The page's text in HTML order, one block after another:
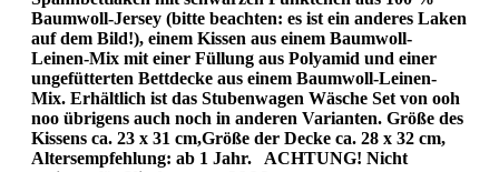
Baumwoll-Jersey (bitte beachten: es ist ein anderes Laken
auf dem Bild!), einem Kissen aus einem Baumwoll-
Leinen-Mix mit einer Füllung aus Polyamid und einer
ungefütterten Bettdecke aus einem Baumwoll-Leinen-
Mix. Erhältlich ist das Stubenwagen Wäsche Set von ooh
noo übrigens auch noch in anderen Varianten. Größe des
Kissens ca. 23 x 31 cm,Größe der Decke ca. 28 x 32 cm,
Altersempfehlung: ab 1 Jahr. ACHTUNG! Nicht